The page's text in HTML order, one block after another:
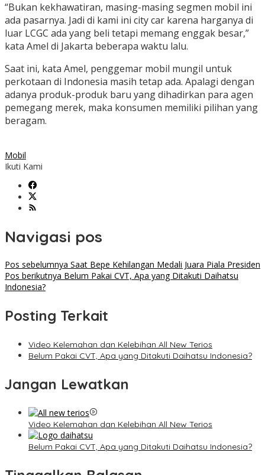
“Bukan kekhawatiran, masing-masing segmen mobil ini
ada pasarnya. Jadi di kami ini city car karena harganya di
luar LCGC ada yang beli tetapi memang enggak besar,”
kata Amel di Jakarta beberapa waktu lalu.
Saat ini, kata Amel, penggemar mobil mungil untuk
perkotaan di Indonesia masih tetap ada. Apalagi dengan
adanya produk-produk baru yang dihadirkan para agen
pemegang merek, maka konsumen memiliki pilihan yang
beragam.
Mobil
Ikuti Kami
Navigasi pos
Pos sebelumnya Saat Bepe Kehilangan Medali Juara Piala Presiden
Pos berikutnya Belum Pakai CVT, Apa yang Ditakuti Daihatsu
Indonesia?
Posting Terkait
Video Kelemahan dan Kelebihan All New Terios
Belum Pakai CVT, Apa yang Ditakuti Daihatsu Indonesia?
Jangan Lewatkan
Video Kelemahan dan Kelebihan All New Terios
Belum Pakai CVT, Apa yang Ditakuti Daihatsu Indonesia?